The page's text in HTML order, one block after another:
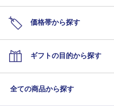
価格帯から探す
ギフトの目的から探す
全ての商品から探す